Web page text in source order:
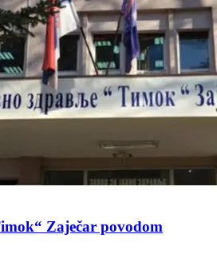
Zaječar povodom